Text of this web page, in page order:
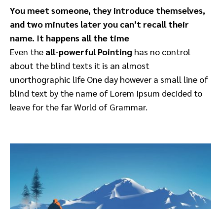
You meet someone, they introduce themselves,
and two minutes later you can’t recall their
name. It happens all the time
Even the all-powerful Pointing has no control
about the blind texts it is an almost
unorthographic life One day however a small line of
blind text by the name of Lorem Ipsum decided to
leave for the far World of Grammar.